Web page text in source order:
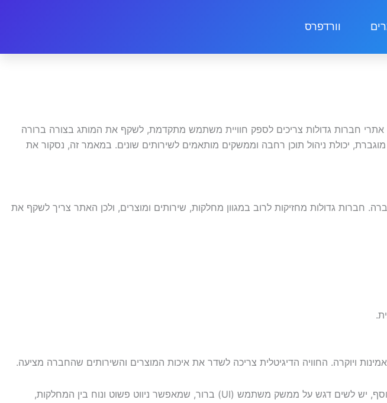
וורדפרס
אתרי חברות גדולות צריכים לספק חוויית משתמש מתקדמת, לשקף את המותג בצורה ברורה
יכולת ניהול תוכן רחבה וממשקים מותאמים לשירותים שונים. במאמר זה, נסקור את
חברות גדולות מחזיקות לרוב במגוון מחלקות, שירותים ומוצרים, ולכן האתר צריך לשקף את
ויוקרה. החוויה הדיגיטלית צריכה לשדר את איכות המוצרים והשירותים שהחברה מציעה.
העיצוב צריך להיות רספונסיבי ולהתאים לכל סוגי המכשירים – ממחשבים נייחים ועד לטלפונים ניידים. בנוסף, יש לשים דגש על ממשק משתמש (UI) ברור, שמאפשר ניווט פשוט ונוח בין המחלקות,